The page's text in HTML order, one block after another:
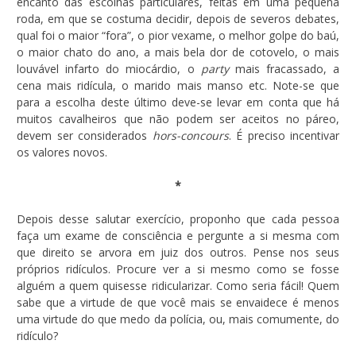
roda, em que se costuma decidir, depois de severos debates,
qual foi o maior “fora”, o pior vexame, o melhor golpe do baú,
o maior chato do ano, a mais bela dor de cotovelo, o mais
louvável infarto do miocárdio, o partymais fracassado, a
cena mais ridícula, o marido mais manso etc. Note-se que
para a escolha deste último deve-se levar em conta que há
muitos cavalheiros que não podem ser aceitos no páreo,
devem ser considerados hors-concours. É preciso incentivar
os valores novos.
*
Depois desse salutar exercício, proponho que cada pessoa
faça um exame de consciência e pergunte a si mesma com
que direito se arvora em juiz dos outros. Pense nos seus
próprios ridículos. Procure ver a si mesmo como se fosse
alguém a quem quisesse ridicularizar. Como seria fácil! Quem
sabe que a virtude de que você mais se envaidece é menos
uma virtude do que medo da polícia, ou, mais comumente, do
ridículo?